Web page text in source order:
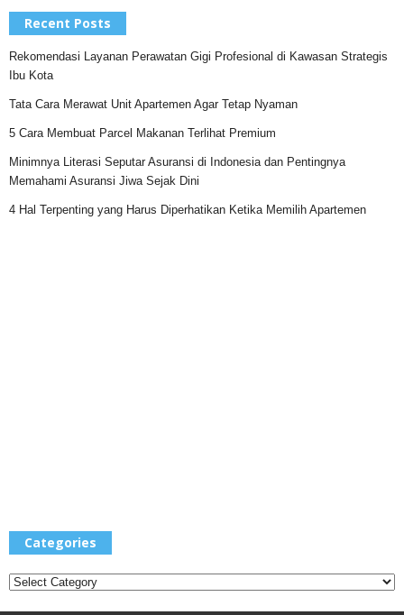
Recent Posts
Rekomendasi Layanan Perawatan Gigi Profesional di Kawasan Strategis
Ibu Kota
Tata Cara Merawat Unit Apartemen Agar Tetap Nyaman
5 Cara Membuat Parcel Makanan Terlihat Premium
Minimnya Literasi Seputar Asuransi di Indonesia dan Pentingnya
Memahami Asuransi Jiwa Sejak Dini
4 Hal Terpenting yang Harus Diperhatikan Ketika Memilih Apartemen
Categories